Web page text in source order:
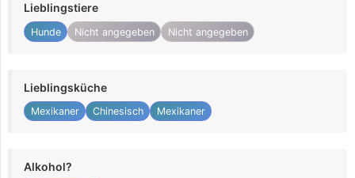
Lieblingstiere
Hunde Nicht angegeben Nicht angegeben
Lieblingsküche
Mexikaner Chinesisch Mexikaner
Alkohol?